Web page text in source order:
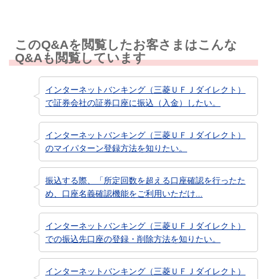
このQ&Aを閲覧したお客さまはこんな
Q&Aも閲覧しています
インターネットバンキング（三菱ＵＦＪダイレクト）
で証券会社の証券口座に振込（入金）したい。
インターネットバンキング（三菱ＵＦＪダイレクト）
のマイパターン登録方法を知りたい。
振込する際、「所定回数を超える口座確認を行ったた
め、口座名義確認機能をご利用いただけ...
インターネットバンキング（三菱ＵＦＪダイレクト）
での振込先口座の登録・削除方法を知りたい。
インターネットバンキング（三菱ＵＦＪダイレクト）